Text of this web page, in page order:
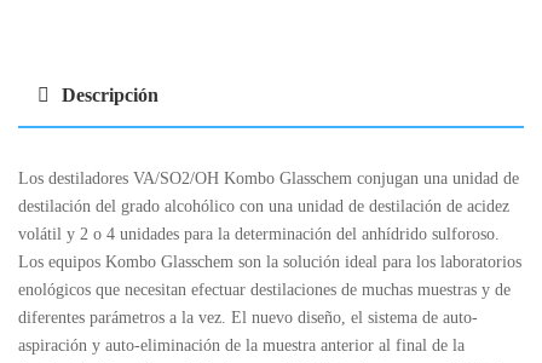
Descripción
Los destiladores VA/SO2/OH Kombo Glasschem conjugan una unidad de
destilación del grado alcohólico con una unidad de destilación de acidez
volátil y 2 o 4 unidades para la determinación del anhídrido sulforoso.
Los equipos Kombo Glasschem son la solución ideal para los laboratorios
enológicos que necesitan efectuar destilaciones de muchas muestras y de
diferentes parámetros a la vez. El nuevo diseño, el sistema de auto-
aspiración y auto-eliminación de la muestra anterior al final de la